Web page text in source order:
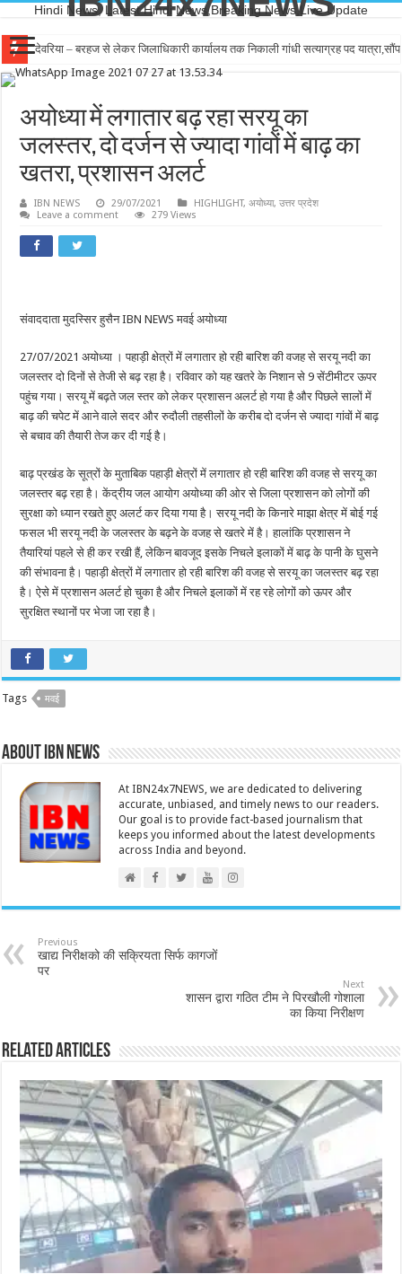
Hindi News, Latest Hindi News,Breaking News,Live Update
लखनऊ – जल शक्ति मंत्री ने भूजल सप्ताह-2026 का किया शुभारंभ
अयोध्या में लगातार बढ़ रहा सरयू का
जलस्तर, दो दर्जन से ज्यादा गांवों में बाढ़ का
खतरा, प्रशासन अलर्ट
IBN NEWS 29/07/2021 HIGHLIGHT,अयोध्या,उत्तर प्रदेश
Leave a comment
279 Views
संवाददाता मुदस्सिर हुसैन IBN NEWS मवई अयोध्या
27/07/2021 अयोध्या । पहाड़ी क्षेत्रों में लगातार हो रही बारिश की वजह से सरयू नदी का
जलस्तर दो दिनों से तेजी से बढ़ रहा है। रविवार को यह खतरे के निशान से 9 सेंटीमीटर ऊपर
पहुंच गया। सरयू में बढ़ते जल स्तर को लेकर प्रशासन अलर्ट हो गया है और पिछले सालों में
बाढ़ की चपेट में आने वाले सदर और रुदौली तहसीलों के करीब दो दर्जन से ज्यादा गांवों में बाढ़
से बचाव की तैयारी तेज कर दी गई है।
बाढ़ प्रखंड के सूत्रों के मुताबिक पहाड़ी क्षेत्रों में लगातार हो रही बारिश की वजह से सरयू का
जलस्तर बढ़ रहा है। केंद्रीय जल आयोग अयोध्या की ओर से जिला प्रशासन को लोगों की
सुरक्षा को ध्यान रखते हुए अलर्ट कर दिया गया है। सरयू नदी के किनारे माझा क्षेत्र में बोई गई
फसल भी सरयू नदी के जलस्तर के बढ़ने के वजह से खतरे में है। हालांकि प्रशासन ने
तैयारियां पहले से ही कर रखी हैं, लेकिन बावजूद इसके निचले इलाकों में बाढ़ के पानी के घुसने
की संभावना है। पहाड़ी क्षेत्रों में लगातार हो रही बारिश की वजह से सरयू का जलस्तर बढ़ रहा
है। ऐसे में प्रशासन अलर्ट हो चुका है और निचले इलाकों में रह रहे लोगों को ऊपर और
सुरक्षित स्थानों पर भेजा जा रहा है।
Tags मवई
About IBN NEWS
At IBN24x7NEWS, we are dedicated to delivering
accurate, unbiased, and timely news to our readers.
Our goal is to provide fact-based journalism that
keeps you informed about the latest developments
across India and beyond.
Previous
खाद्य निरीक्षको की सक्रियता सिर्फ कागजों
पर
Next
शासन द्वारा गठित टीम ने पिरखौली गोशाला
का किया निरीक्षण
Related Articles